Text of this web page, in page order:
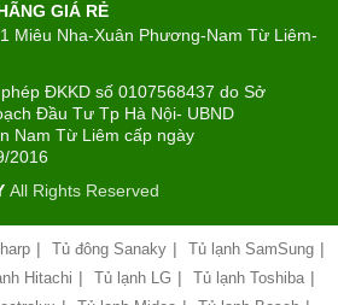
GIÁ RẺ
Miêu Nha-Xuân Phương-Nam Từ Liêm-
ĐKKD số 0107568437 do Sở
Đầu Tư Tp Hà Nội- UBND
Nam Từ Liêm cấp ngày
2016
All Rights Reserved
| Tủ đông Sanaky | Tủ lạnh SamSung |
Hitachi | Tủ lạnh LG | Tủ lạnh Toshiba |